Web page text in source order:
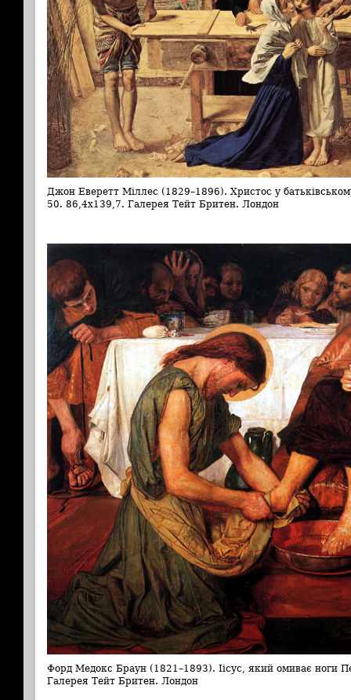
Джон Еверетт Міллес (1829–1896). Христос у
50. 86,4х139,7. Галерея Тейт Бритен. Лондон
Форд Медокс Браун (1821–1893). Іісус, який омиває ноги
Галерея Тейт Бритен. Лондон